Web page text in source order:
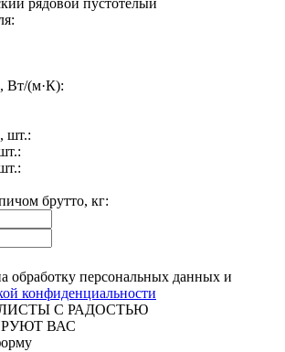
рядовой пустотелый
Вт/(м·К):
шт.:
брутто, кг:
обработку персональных данных и
конфиденциальности
С РАДОСТЬЮ
ВАС